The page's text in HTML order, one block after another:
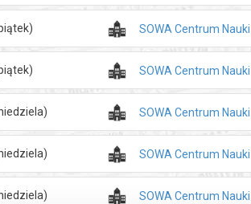
(uczniom po okazaniu legitymacji szkolnej),
ukończenia 26. roku życia (po okazaniu
(po okazaniu Karty Dużej Rodziny)
legitymacji ze zdjęciem lub w
życia (po okazaniu dokumentu ze zdjęciem
(po okazaniu orzeczenia o
grupie liczącej co najmniej 11
SOWA Centrum
SOWA Centrum
SOWA Centrum
SOWA Centrum
SOWA Centrum